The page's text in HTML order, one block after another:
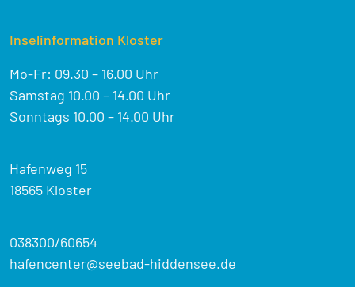
Inselinformation Kloster
Mo-Fr: 09.30 – 16.00 Uhr
Samstag 10.00 – 14.00 Uhr
Sonntags 10.00 – 14.00 Uhr
Hafenweg 15
18565 Kloster
038300/60654
hafencenter@seebad-hiddensee.de